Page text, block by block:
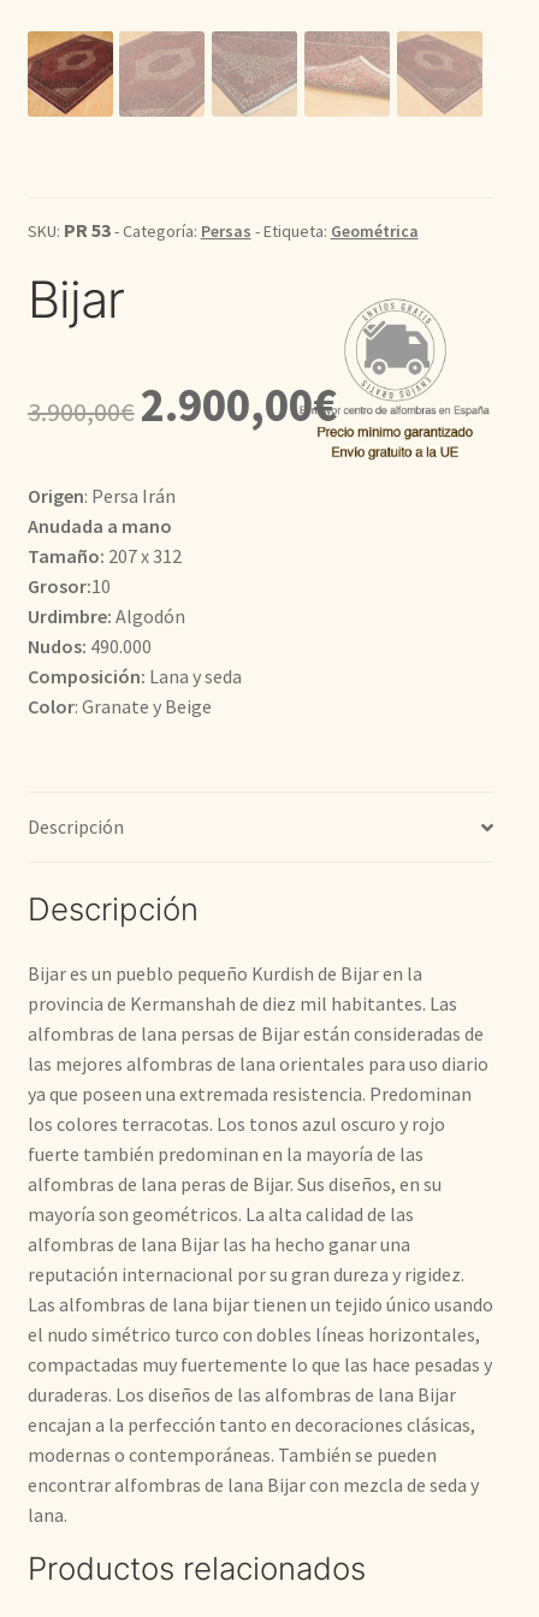
Kilim
Redondas
Seda
Pasillo
SKU: PR 53- Categoría: Persas - Etiqueta: Geométrica
Bijar
3.900,00€
El
precio
era:
3.900,00€.
2.900,00€El
precio
Origen: Persa Irán
Anudada a mano
Tamaño: 207 x 312
Grosor:10
Urdimbre: Algodón
Nudos: 490.000
Composición: Lana y seda
Color: Granate y Beige
Descripción
Descripción
Bijar es un pueblo pequeño Kurdish de Bijar en la
provincia de Kermanshah de diez mil habitantes. Las
alfombras de lana persas de Bijar están consideradas de
las mejores alfombras de lana orientales para uso diario
ya que poseen una extremada resistencia. Predominan
los colores terracotas. Los tonos azul oscuro y rojo
fuerte también predominan en la mayoría de las
alfombras de lana peras de Bijar. Sus diseños, en su
mayoría son geométricos. La alta calidad de las
alfombras de lana Bijar las ha hecho ganar una
reputación internacional por su gran dureza y rigidez.
Las alfombras de lana bijar tienen un tejido único usando
el nudo simétrico turco con dobles líneas horizontales,
compactadas muy fuertemente lo que las hace pesadas y
duraderas. Los diseños de las alfombras de lana Bijar
encajan a la perfección tanto en decoraciones clásicas,
modernas o contemporáneas. También se pueden
encontrar alfombras de lana Bijar con mezcla de seda y
lana.
Productos relacionados